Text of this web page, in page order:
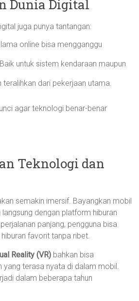
Dunia Digital
juga punya tantangan:
online bisa mengganggu
Baik untuk sistem kendaraan maupun
teralihkan dari pekerjaan utama.
agar teknologi benar-benar
Teknologi dan
semakin imersif. Bayangkan mobil
dengan platform hiburan
panjang, pengguna bisa
favorit tanpa ribet.
Reality (VR) bahkan bisa
yang terasa nyata di dalam mobil.
dalam beberapa tahun